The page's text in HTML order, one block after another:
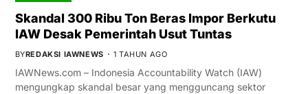
Skandal 300 Ribu Ton Beras Impor Berkutu
IAW Desak Pemerintah Usut Tuntas
BYREDAKSI IAWNEWS 1 TAHUN AGO
IAWNews.com – Indonesia Accountability Watch (IAW)
mengungkap skandal besar yang mengguncang sektor